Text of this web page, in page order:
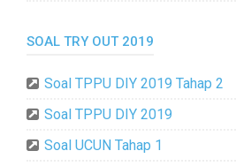
SOAL TRY OUT 2019
Soal TPPU DIY 2019 Tahap 2
Soal TPPU DIY 2019
Soal UCUN Tahap 1